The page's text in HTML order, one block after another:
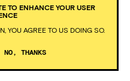
TO ENHANCE YOUR USER
YOU AGREE TO US DOING SO.
NO, THANKS